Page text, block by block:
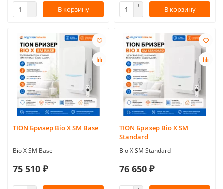
В корзину В корзину
TION Бризер Bio X SM Base
Bio X SM Base
75 510 ₽
TION Бризер Bio X SM
Standard
Bio X SM Standard
76 650 ₽